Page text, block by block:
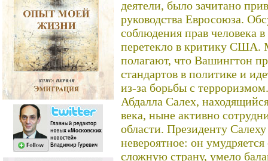
деятели, было зачитано
руководства Евросоюза.
соблюдения прав человека
перетекло в критику США.
полагают, что Вашингтон
стандартов в политике и
из-за борьбы с
Абдалла Салех,
века, ныне активно
области. Президенту
невероятное: он
сложную страну, умело